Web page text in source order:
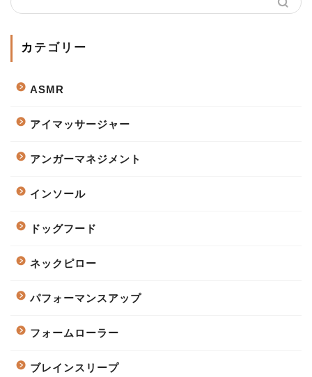
カテゴリー
ASMR
アイマッサージャー
アンガーマネジメント
インソール
ドッグフード
ネックピロー
パフォーマンスアップ
フォームローラー
ブレインスリープ